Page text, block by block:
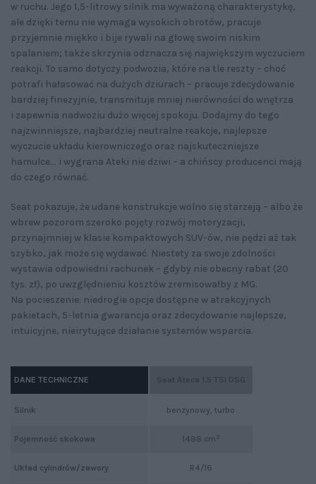
w ruchu. Jego 1,5-litrowy silnik ma wyważoną charakterystykę,
ale dzięki temu nie wymaga wysokich obrotów, pracuje
przyjemnie miękko i bije rywali na głowę swoim niskim
spalaniem; także skrzynia odznacza się największym wyczuciem
reakcji. To samo dotyczy podwozia, które na tle reszty – choć
potrafi hałasować na dużych dziurach – pracuje zdecydowanie
bardziej finezyjnie, transmituje mniej nierówności do wnętrza
i zapewnia nadwoziu dużo więcej spokoju. Dodajmy do tego
najzwinniejsze, najbardziej neutralne reakcje, najlepsze
wyczucie układu kierowniczego oraz najskuteczniejsze
hamulce... i wygrana Ateki nie dziwi – a chińscy producenci mają
do czego równać.
Seat pokazuje, że udane konstrukcje wolno się starzeją – albo że
wbrew pozorom szeroko pojęty rozwój motoryzacji,
przynajmniej w klasie kompaktowych SUV-ów, nie pędzi aż tak
szybko, jak może się wydawać. Niestety za swoje zdolności
wystawia odpowiedni rachunek – gdyby nie obecny rabat (20
tys. zł), po uwzględnieniu kosztów zremisowałby z MG.
Na pocieszenie: niedrogie opcje dostępne w atrakcyjnych
pakietach, 5-letnia gwarancja oraz zdecydowanie najlepsze,
intuicyjne, nieirytujące działanie systemów wsparcia.
benzynowy, turbo
1498 cm 3
R4/16
DANE TECHNICZNE
Silnik
Pojemność skokowa
Układ cylindrów/zawory